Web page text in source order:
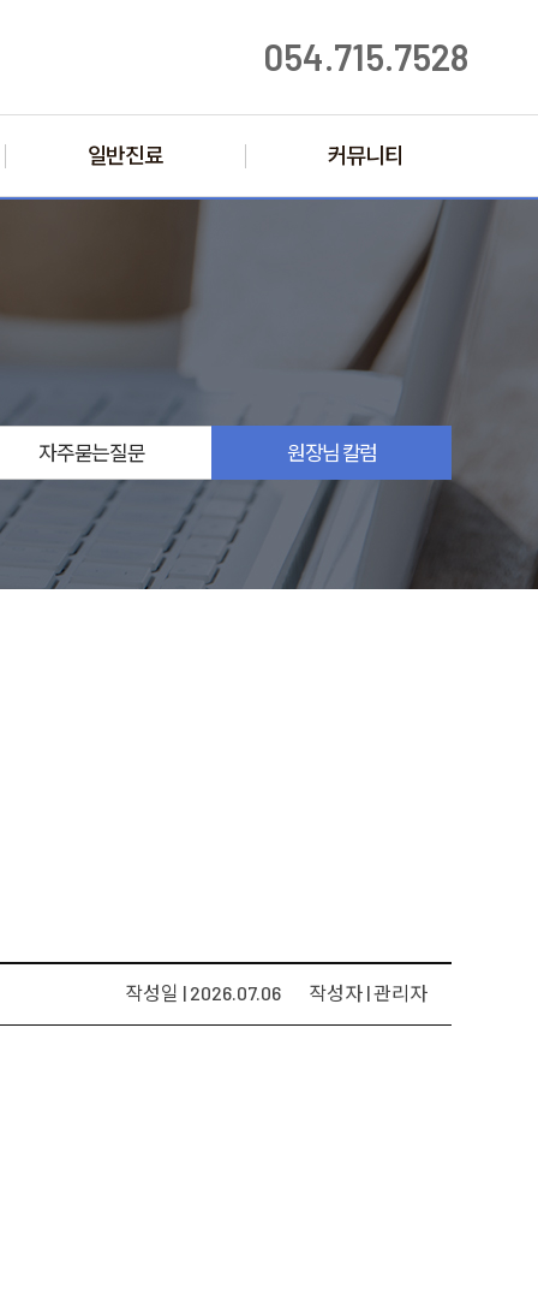
일반진료 커뮤니티
054.715.7528
자주묻는질문 원장님 칼럼
작성일 | 2026.07.06 작성자 | 관리자